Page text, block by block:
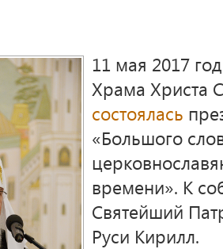
11 мая 2017
Храма Христа
состоялась
«Большого
времени». К
Святейший
Руси Кирилл.